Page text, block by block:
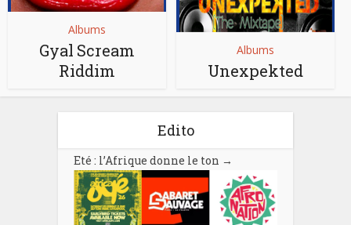
Albums
Gyal Scream
Riddim
Albums
Unexpekted
Edito
Eté : l’Afrique donne le ton →